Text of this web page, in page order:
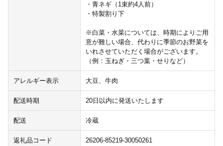
・青ネギ（1束約4人前）
・特製割り下
※白菜・水菜については、時期によりご用
意が難しい場合、代わりに季節のお野菜を
いれさせていただく場合がございます。
（例：玉ねぎ・三つ葉・せりなど）
アレルギー表示 大豆、牛肉
配送時期 20日以内に発送いたします
配送 冷蔵
返礼品コード 26206-85219-30050261